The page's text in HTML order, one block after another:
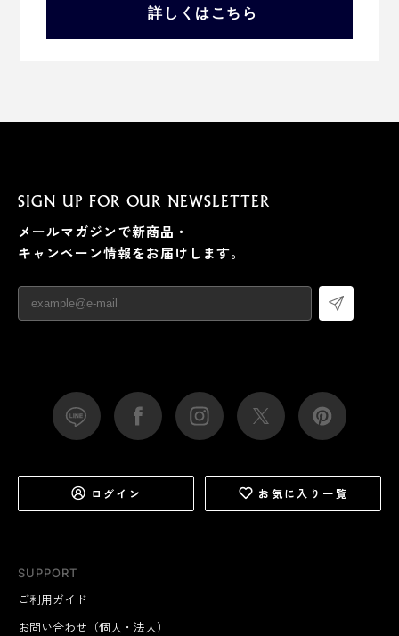
詳しくはこちら
SUPPORT
ご利用ガイド
お問い合わせ（個人・法人）
SIGN UP FOR OUR NEWSLETTER
メールマガジンで新商品・
キャンペーン情報をお届けします。
ログイン お気に入り一覧